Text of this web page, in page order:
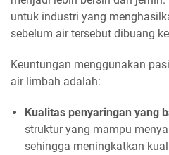
untuk industri yang
sebelum air tersebut dibuang
Keuntungan menggunakan
air limbah adalah:
Kualitas penyaringan yang
struktur yang mampu
sehingga meningkatkan